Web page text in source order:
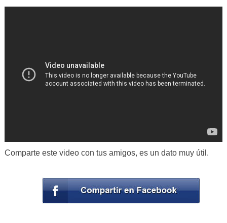
Comparte este video con tus amigos, es un dato muy útil.